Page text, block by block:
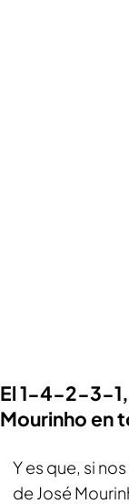
El 1-4-2-3-1,
Mourinho en
Y es que, si
de José